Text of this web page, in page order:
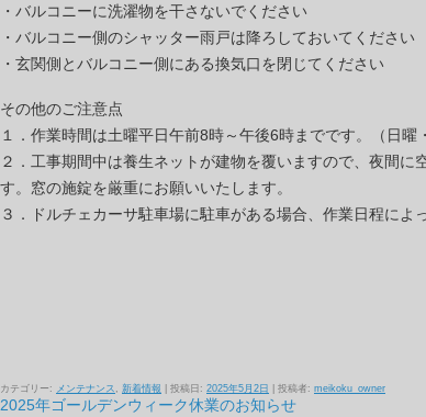
・バルコニーに洗濯物を干さないでください
・バルコニー側のシャッター雨戸は降ろしておいてください
・玄関側とバルコニー側にある換気口を閉じてください
その他のご注意点
１．作業時間は土曜平日午前8時～午後6時までです。（日曜
２．工事期間中は養生ネットが建物を覆いますので、夜間に
す。窓の施錠を厳重にお願いいたします。
３．ドルチェカーサ駐車場に駐車がある場合、作業日程に
カテゴリー: メンテナンス 新着情報 | 投稿日: 2025年5月2日 投稿者: meikoku_owner
2025年ゴールデンウィーク休業のお知らせ